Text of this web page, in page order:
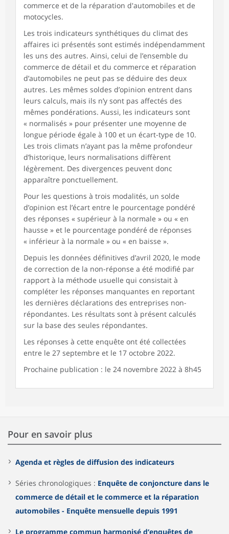
commerce et de la réparation d'automobiles et de
motocycles.
Les trois indicateurs synthétiques du climat des
affaires ici présentés sont estimés indépendamment
les uns des autres. Ainsi, celui de l’ensemble du
commerce de détail et du commerce et réparation
d’automobiles ne peut pas se déduire des deux
autres. Les mêmes soldes d’opinion entrent dans
leurs calculs, mais ils n’y sont pas affectés des
mêmes pondérations. Aussi, les indicateurs sont
« normalisés » pour présenter une moyenne de
longue période égale à 100 et un écart-type de 10.
Les trois climats n’ayant pas la même profondeur
d’historique, leurs normalisations diffèrent
légèrement. Des divergences peuvent donc
apparaître ponctuellement.
Pour les questions à trois modalités, un solde
d’opinion est l’écart entre le pourcentage pondéré
des réponses « supérieur à la normale » ou « en
hausse » et le pourcentage pondéré de réponses
« inférieur à la normale » ou « en baisse ».
Depuis les données définitives d’avril 2020, le mode
de correction de la non-réponse a été modifié par
rapport à la méthode usuelle qui consistait à
compléter les réponses manquantes en reportant
les dernières déclarations des entreprises non-
répondantes. Les résultats sont à présent calculés
sur la base des seules répondantes.
Les réponses à cette enquête ont été collectées
entre le 27 septembre et le 17 octobre 2022.
Prochaine publication : le 24 novembre 2022 à 8h45
Pour en savoir plus
Agenda et règles de diffusion des indicateurs
Séries chronologiques : Enquête de conjoncture dans le
commerce de détail et le commerce et la réparation
automobiles - Enquête mensuelle depuis 1991
Le programme commun harmonisé d‘enquêtes de